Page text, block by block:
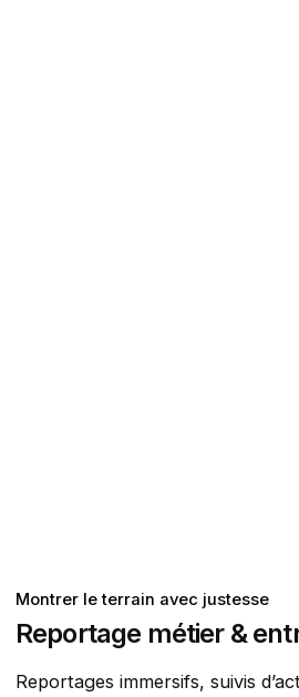
Montrer le terrain avec justesse
Reportage métier &
Reportages immersifs, suivis